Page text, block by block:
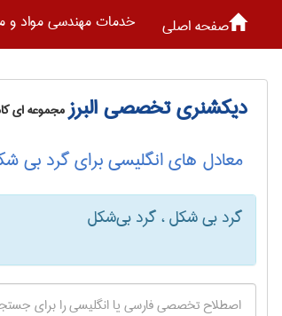
صفحه اصلی خدمات مهندسی مواد و
دیکشنری تخصصی البرزمجموعه ای
معادل های انگلیسی برای گرد بی
گرد بی شکل ، گرد بی‌شکل